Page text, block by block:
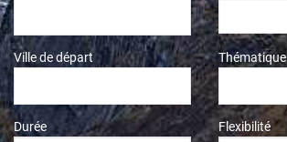
Ville de départ Thématique
Durée Flexibilité